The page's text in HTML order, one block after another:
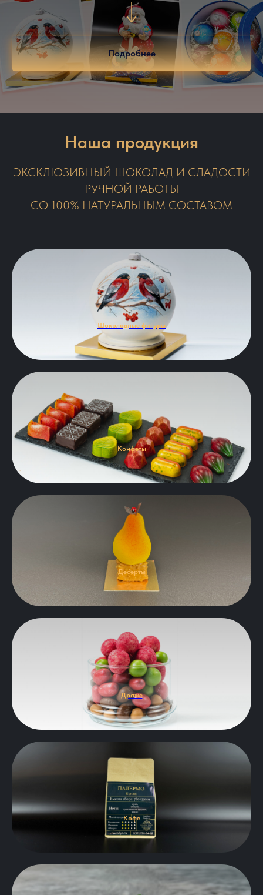
Подробнее
Наша продукция
ЭКСКЛЮЗИВНЫЙ ШОКОЛАД И СЛАДОСТИ
РУЧНОЙ РАБОТЫ
СО 100% НАТУРАЛЬНЫМ СОСТАВОМ
Шоколадные фигуры
Конфеты
Десерты
Драже
Кофе